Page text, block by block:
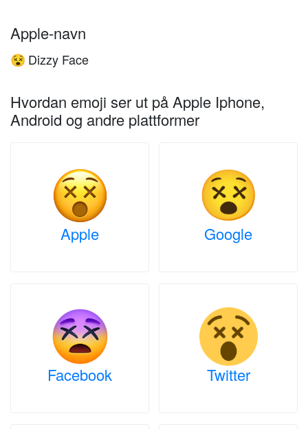
Apple-navn
😵 Dizzy Face
Hvordan emoji ser ut på Apple Iphone,
Android og andre plattformer
Apple Google
Facebook Twitter